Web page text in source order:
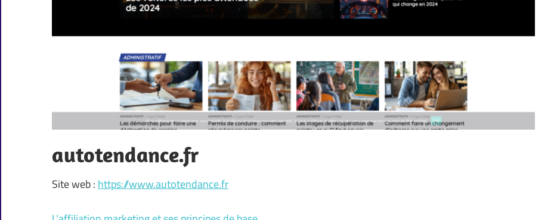
autotendance.fr
Site web : https://www.autotendance.fr